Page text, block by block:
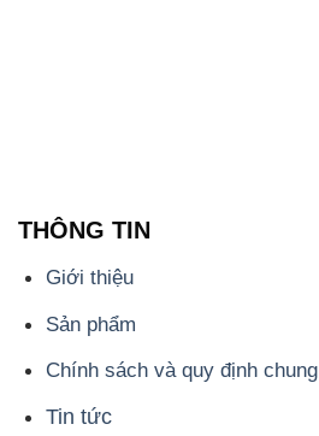
THÔNG TIN
Giới thiệu
Sản phẩm
Chính sách và quy định chung
Tin tức